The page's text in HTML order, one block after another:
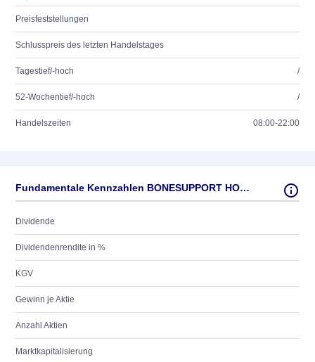
Preisfeststellungen
Schlusspreis des letzten Handelstages
Tagestief/-hoch /
52-Wochentief/-hoch /
Handelszeiten 08:00-22:00
Fundamentale Kennzahlen BONESUPPORT HOLDING AB
Dividende
Dividendenrendite in %
KGV
Gewinn je Aktie
Anzahl Aktien
Marktkapitalisierung